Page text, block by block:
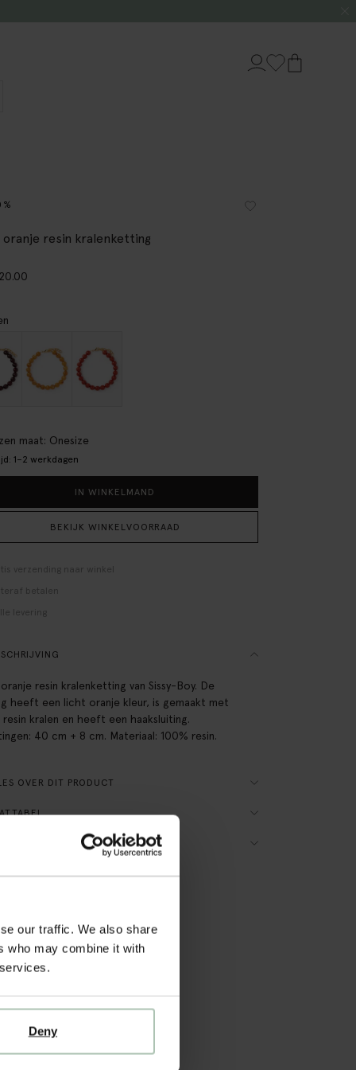
our traffic. We also share
who may combine it with
Deny
oranje resin kralenketting
maat: Onesize
1–2 werkdagen
IN WINKELMAND
BEKIJK WINKELVOORRAAD
verzending naar winkel
betalen
levering
resin kralenketting van Sissy-Boy. De
heeft een licht oranje kleur, is gemaakt met
kralen en heeft een haaksluiting.
40 cm + 8 cm. Materiaal: 100% resin.
OVER DIT PRODUCT
& RETOUR